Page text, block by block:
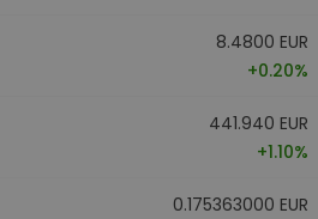
8.4800 EUR
+0.20%
441.940 EUR
+1.10%
0.175363000 EUR